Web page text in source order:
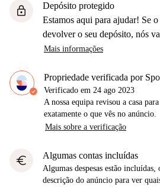
lock
Depósito protegido
Estamos aqui para ajudar! Se
devolver o seu depósito, nós
Mais informações
Propriedade verificada por
Verificado em 24 ago 2023
A nossa equipa revisou a casa
exatamente o que vês no anúncio.
Mais sobre a verificação
euro Algumas contas incluídas
Algumas despesas estão
descrição do anúncio para ver